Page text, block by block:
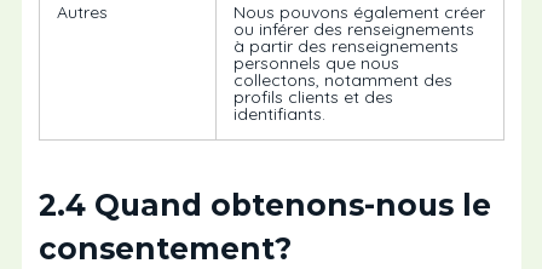
Autres Nous pouvons également créer
ou inférer des renseignements
à partir des renseignements
personnels que nous
collectons, notamment des
profils clients et des
identifiants.
2.4 Quand obtenons-nous le
consentement?